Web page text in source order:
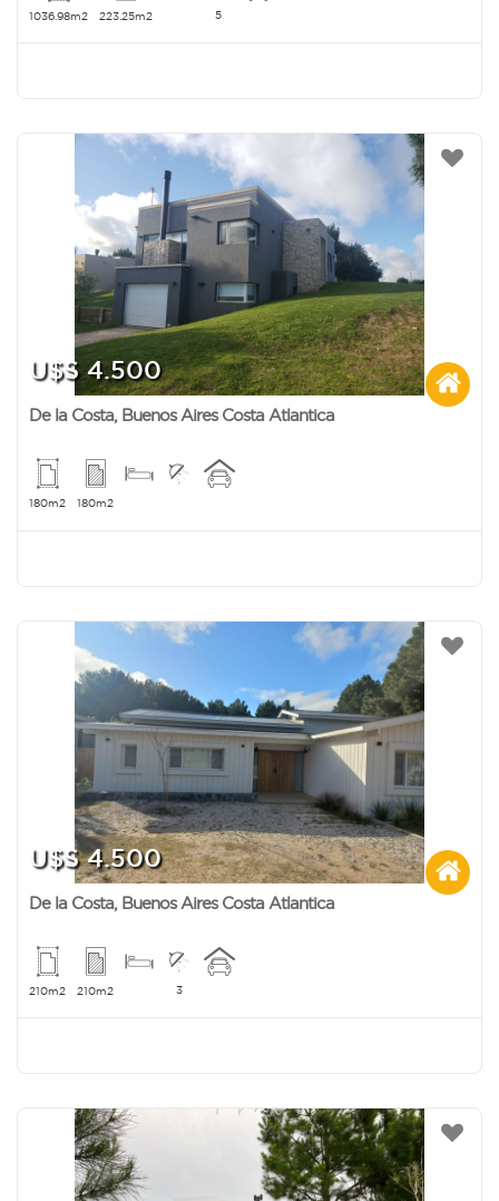
1036.98m2 223.25m2 5
U$S 4.500
De la Costa, Buenos Aires Costa Atlantica
180m2 180m2
U$S 4.500
De la Costa, Buenos Aires Costa Atlantica
210m2 210m2 3